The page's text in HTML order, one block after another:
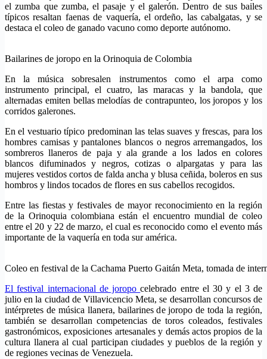
el zumba que zumba, el pasaje y el galerón. Dentro de sus bailes
típicos resaltan faenas de vaquería, el ordeño, las cabalgatas, y se
destaca el coleo de ganado vacuno como deporte autónomo.
Bailarines de joropo en la Orinoquia de Colombia
En la música sobresalen instrumentos como el arpa como
instrumento principal, el cuatro, las maracas y la bandola, que
alternadas emiten bellas melodías de contrapunteo, los joropos y los
corridos galerones.
En el vestuario típico predominan las telas suaves y frescas, para los
hombres camisas y pantalones blancos o negros arremangados, los
sombreros llaneros de paja y ala grande a los lados en colores
blancos difuminados y negros, cotizas o alpargatas y para las
mujeres vestidos cortos de falda ancha y blusa ceñida, boleros en sus
hombros y lindos tocados de flores en sus cabellos recogidos.
Entre las fiestas y festivales de mayor reconocimiento en la región
de la Orinoquia colombiana están el encuentro mundial de coleo
entre el 20 y 22 de marzo, el cual es reconocido como el evento más
importante de la vaquería en toda sur américa.
Coleo en festival de la Cachama Puerto Gaitán Meta, tomada de
El festival internacional de joropocelebrado entre el 30 y el 3 de
julio en la ciudad de Villavicencio Meta, se desarrollan concursos de
intérpretes de música llanera, bailarines de joropo de toda la región,
también se desarrollan competencias de toros coleados, festivales
gastronómicos, exposiciones artesanales y demás actos propios de la
cultura llanera al cual participan ciudades y pueblos de la región y
de regiones vecinas de Venezuela.